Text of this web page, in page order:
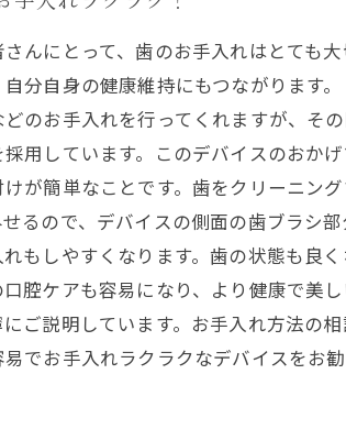
んにとって、歯のお手入れはとても
分自身の健康維持にもつながります
のお手入れを行ってくれますが、そ
用しています。このデバイスのおか
が簡単なことです。歯をクリーニン
るので、デバイスの側面の歯ブラシ
もしやすくなります。歯の状態も良
腔ケアも容易になり、より健康で美
ご説明しています。お手入れ方法の
でお手入れラクラクなデバイスをお勧